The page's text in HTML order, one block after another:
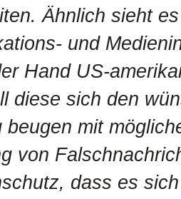
Ähnlich sieht
und
Hand US-
diese sich den
beugen mit
von
dass es